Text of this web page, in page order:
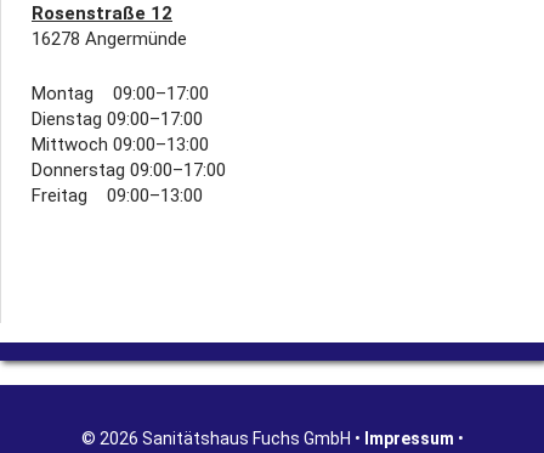
Rosenstraße 12
16278 Angermünde
Montag 09:00–17:00
Dienstag 09:00–17:00
Mittwoch 09:00–13:00
Donnerstag 09:00–17:00
Freitag 09:00–13:00
© 2026 Sanitätshaus Fuchs GmbH • Impressum •